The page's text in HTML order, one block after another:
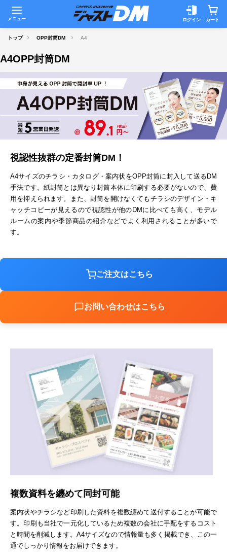
メニュー ログイン カート
トップ OPP封筒DM A4
A4OPP封筒DM
視認性抜群の定番封筒DM！
A4サイズのチラシ・カタログ・案内状をOPP封筒に封入して送るDM
手法です。紙封筒とは異なり封筒本体に印刷する必要がないので、費
用を抑えられます。また、封筒を開けなくてもチラシのデザイン・キ
ャッチコピーが見えるので視認性が他のDMに比べても高く、モデル
ルームの案内や季節商品の紹介などでよく利用されることが多いで
す。
ご注文はこちら
お問い合わせはこちら
複数資料を纏めて同封可能
案内状やチラシなど印刷した資料を複数纏めて送付することが可能で
す。印刷も当社で一元化しているため複数の会社に手配をするコスト
と時間を削減します。A4サイズなので情報量も多く掲載でき、この一
通でしっかり情報をお届けできます。